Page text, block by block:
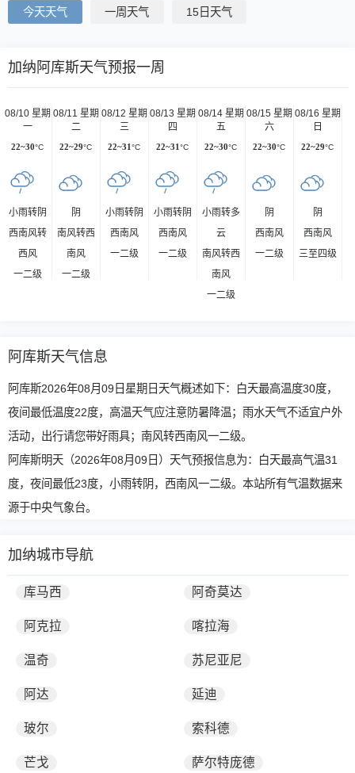
今天天气 一周天气 15日天气
加纳阿库斯天气预报一周
08/10 星期
一
22~30°C
小雨转阴
西南风转
西风
一二级
08/11 星期
二
22~29°C
阴
南风转西
南风
一二级
08/12 星期
三
22~31°C
小雨转阴
西南风
一二级
08/13 星期
四
22~31°C
小雨转阴
西南风
一二级
08/14 星期
五
22~30°C
小雨转多
云
南风转西
南风
一二级
08/15 星期
六
22~30°C
阴
西南风
一二级
08/16 星期
日
22~29°C
阴
西南风
三至四级
阿库斯天气信息
阿库斯2026年08月09日星期日天气概述如下：白天最高温度30度，
夜间最低温度22度，高温天气应注意防暑降温；雨水天气不适宜户外
活动，出行请您带好雨具；南风转西南风一二级。
阿库斯明天（2026年08月09日）天气预报信息为：白天最高气温31
度，夜间最低23度，小雨转阴，西南风一二级。本站所有气温数据来
源于中央气象台。
加纳城市导航
库马西 阿奇莫达
阿克拉 喀拉海
温奇 苏尼亚尼
阿达 延迪
玻尔 索科德
芒戈 萨尔特庞德